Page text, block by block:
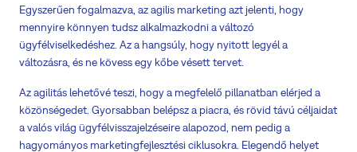
Egyszerűen fogalmazva, az agilis marketing azt jelenti, hogy
mennyire könnyen tudsz alkalmazkodni a változó
ügyfélviselkedéshez. Az a hangsúly, hogy nyitott legyél a
változásra, és ne kövess egy kőbe vésett tervet.
Az agilitás lehetővé teszi, hogy a megfelelő pillanatban elérjed a
közönségedet. Gyorsabban belépsz a piacra, és rövid távú céljaidat
a valós világ ügyfélvisszajelzéseire alapozod, nem pedig a
hagyományos marketingfejlesztési ciklusokra. Elegendő helyet